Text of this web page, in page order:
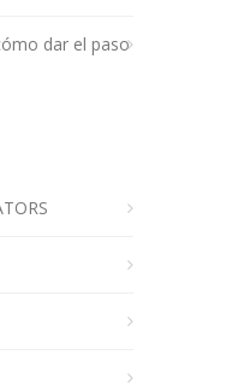
dar el paso